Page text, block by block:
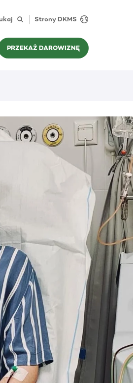
Strony DKMS
PRZEKAŻ DAROWIZNĘ